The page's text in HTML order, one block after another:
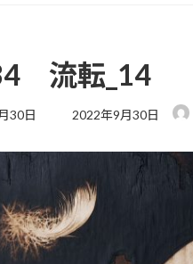
流転_14
30日
最
時
:
2022年9月30日